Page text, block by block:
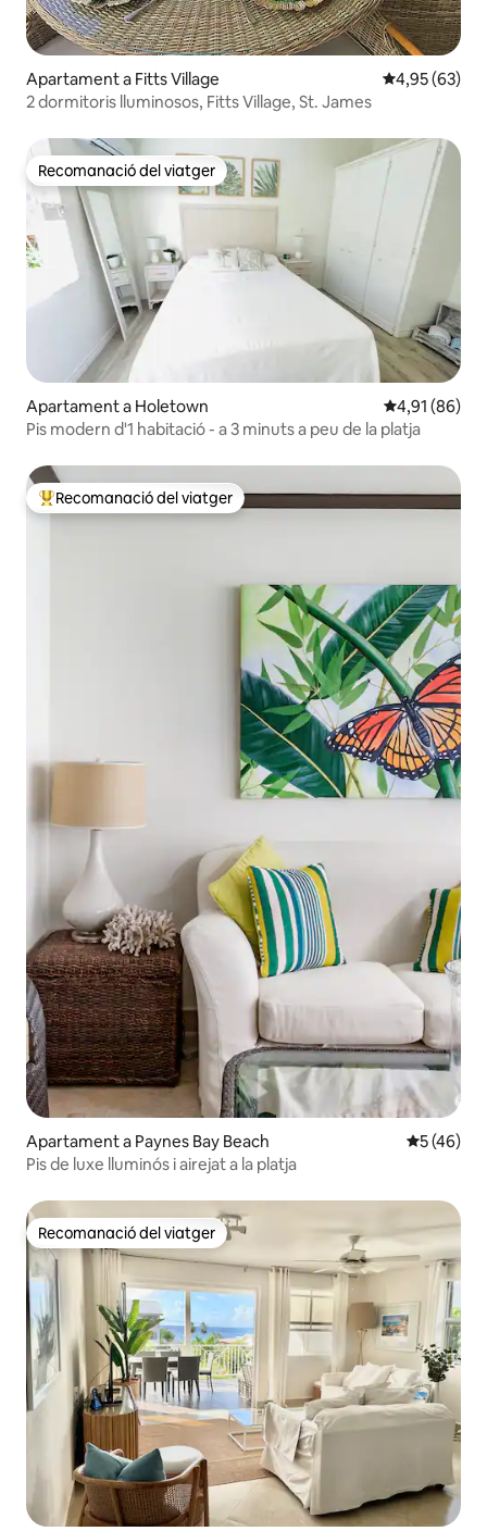
Apartament a Fitts Village 4,95 de
4,95 (63)
2 dormitoris lluminosos, Fitts Village, St. James
Recomanació del viatger
Recomanació del viatger
Apartament a Holetown 4,91 de
4,91 (86)
Pis modern d'1 habitació - a 3 minuts a peu de la platja
Principals recomanacions dels viatgers
Recomanació del viatger
Apartament a Paynes Bay Beach 5 de
5 (46)
Pis de luxe lluminós i airejat a la platja
Recomanació del viatger
Recomanació del viatger